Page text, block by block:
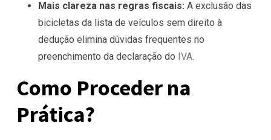
Mais clareza nas regras fiscais: A exclusão das
bicicletas da lista de veículos sem direito à
dedução elimina dúvidas frequentes no
preenchimento da declaração do IVA.
Como Proceder na
Prática?